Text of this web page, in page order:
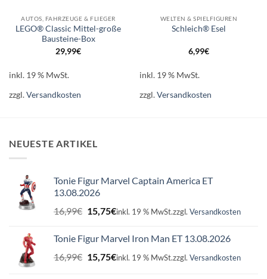
AUTOS, FAHRZEUGE & FLIEGER
LEGO® Classic Mittel-große
Bausteine-Box
29,99€
inkl. 19 % MwSt.
zzgl.Versandkosten
WELTEN & SPIELFIGUREN
Schleich® Esel
6,99€
inkl. 19 % MwSt.
zzgl.Versandkosten
NEUESTE ARTIKEL
Tonie Figur Marvel Captain America ET
13.08.2026
16,99€ Ursprünglicher
Preis
16,99€
15,75€Aktueller
15,75€.
inkl. 19 % MwSt.zzgl. Versandkosten
Tonie Figur Marvel Iron Man ET 13.08.2026
16,99€ Ursprünglicher
Preis
15,75€Aktueller
inkl. 19 % MwSt.zzgl. Versandkosten